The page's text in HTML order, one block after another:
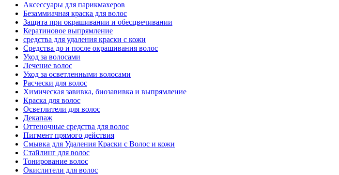
Аксессуары для парикмахеров
Безаммиачная краска для волос
Защита при окрашивании и обесцвечивании
Кератиновое выпрямление
средства для удаления краски с кожи
Средства до и после окрашивания волос
Уход за волосами
Лечение волос
Уход за осветленными волосами
Расчески для волос
Химическая завивка, биозавивка и выпрямление
Краска для волос
Осветлители для волос
Декапаж
Оттеночные средства для волос
Пигмент прямого действия
Смывка для Удаления Краски с Волос и кожи
Стайлинг для волос
Тонирование волос
Окислители для волос